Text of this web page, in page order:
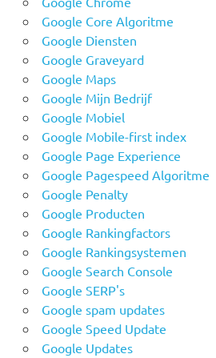
Google Core Algoritme
Google Diensten
Google Graveyard
Google Maps
Google Mijn Bedrijf
Google Mobiel
Google Mobile-first index
Google Page Experience
Google Pagespeed Algoritme
Google Penalty
Google Producten
Google Rankingfactors
Google Rankingsystemen
Google Search Console
Google SERP's
Google spam updates
Google Speed Update
Google Updates